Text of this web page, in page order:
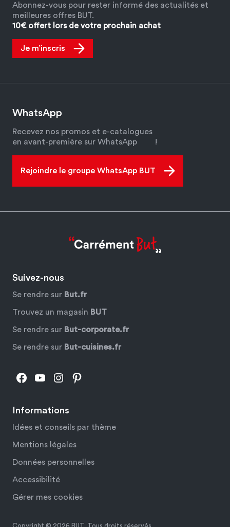
Abonnez-vous pour rester informé des actualités et
meilleures offres BUT.
10€ offert lors de votre prochain achat
Je m’inscris
WhatsApp
Recevez nos promos et e-catalogues
en avant-première sur WhatsApp
!
Rejoindre le groupe WhatsApp BUT
Informations
Idées et conseils par thème
Mentions légales
Données personnelles
Accessibilité
Gérer mes cookies
Suivez-nous
Se rendre sur But.fr
Trouvez un magasin BUT
Se rendre sur But-corporate.fr
Se rendre sur But-cuisines.fr
Facebook
YouTube
Instagram
Pinterest